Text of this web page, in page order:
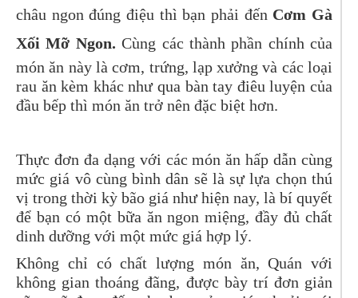
châu ngon đúng điệu thì bạn phải đến Cơm Gà
Xối Mỡ Ngon.Cùng các thành phần chính của
món ăn này là cơm, trứng, lạp xưởng và các loại
rau ăn kèm khác như qua bàn tay điêu luyện của
đầu bếp thì món ăn trở nên đặc biệt hơn.
Thực đơn đa dạng với các món ăn hấp dẫn cùng
mức giá vô cùng bình dân sẽ là sự lựa chọn thú
vị trong thời kỳ bão giá như hiện nay, là bí quyết
để bạn có một bữa ăn ngon miệng, đầy đủ chất
dinh dưỡng với một mức giá hợp lý.
Không chỉ có chất lượng món ăn, Quán với
không gian thoáng đãng, được bày trí đơn giản